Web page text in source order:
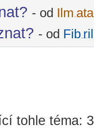
- od Ilm -diskusni-forum-
- od Fib -diskusni-forum-
ril
tohle téma: